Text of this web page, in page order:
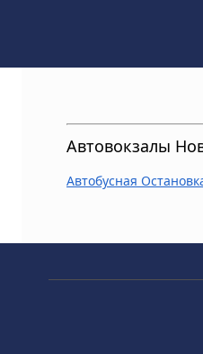
Автовокзалы
Автобусная